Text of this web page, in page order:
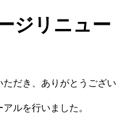
ジリニュー
だき、ありがとうござい
ルを行いました。